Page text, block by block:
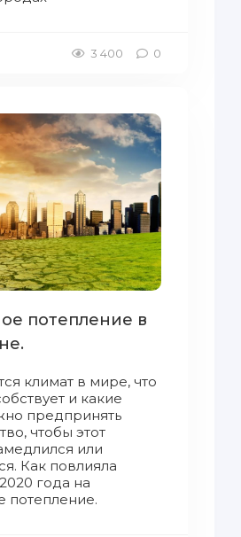
3 400 0
потепление в
климат в мире, что
и какие
предпринять
чтобы этот
или
Как повлияла
года на
потепление.